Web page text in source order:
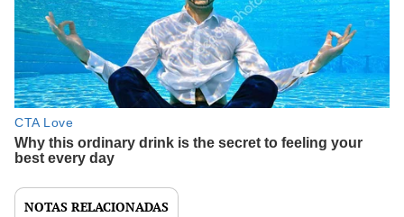
NOTAS RELACIONADAS